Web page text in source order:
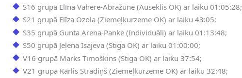
S16 grupā Elīna Vahere-Abražune (Auseklis OK) ar laiku 01:05:28;
S21 grupā Elīza Ozola (Ziemeļkurzeme OK) ar laiku 43:05;
S35 grupā Gunta Arena-Panke (Individuāli) ar laiku 01:13:48;
S50 grupā Jeļena Isajeva (Stiga OK) ar laiku 01:00:00;
V16 grupā Marks Timoškins (Stiga OK) ar laiku 37:54;
V21 grupā Kārlis Stradiņš (Ziemeļkurzeme OK) ar laiku 32:48;